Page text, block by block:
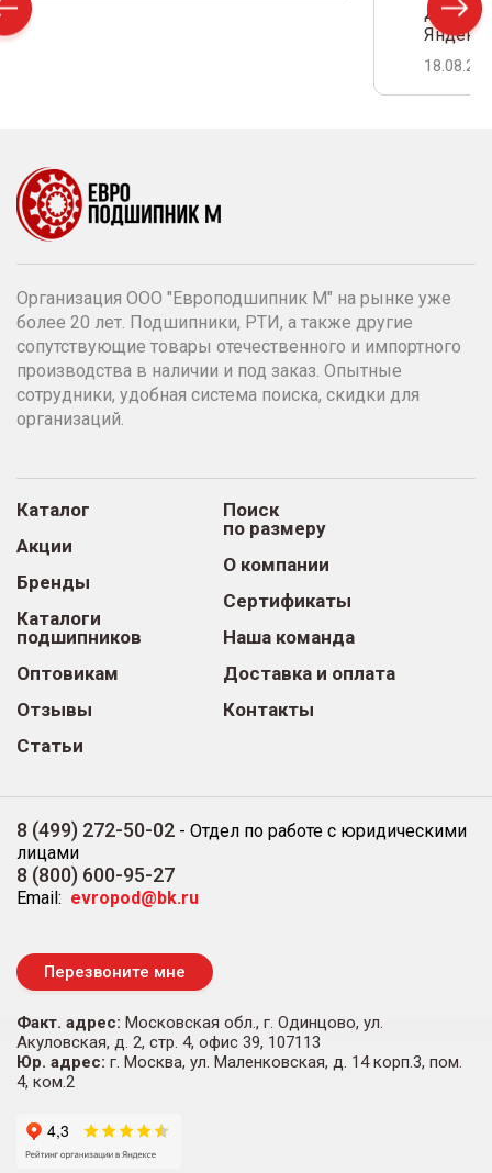
Дамир
Яндекс
Организация ООО "Европодшипник М" на рынке уже
более 20 лет. Подшипники, РТИ, а также другие
сопутствующие товары отечественного и импортного
производства в наличии и под заказ. Опытные
сотрудники, удобная система поиска, скидки для
организаций.
Каталог
Акции
Бренды
Каталоги
подшипников
Оптовикам
Отзывы
Статьи
Поиск
по размеру
О компании
Сертификаты
Наша команда
Доставка и оплата
Контакты
8 (499) 272-50-02 - Отдел по работе с юридическими
лицами
8 (800) 600-95-27
Email: evropod@bk.ru
Перезвоните мне
Факт. адрес: Московская обл., г. Одинцово, ул.
Акуловская, д. 2, стр. 4, офис 39, 107113
Юр. адрес: г. Москва, ул. Маленковская, д. 14 корп.3, пом.
4, ком.2